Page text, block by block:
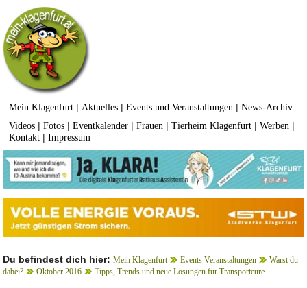
Mein Klagenfurt | Aktuelles |Events und Veranstaltungen |News-Archiv
Videos |Fotos |Eventkalender |Frauen |Tierheim Klagenfurt |Werben |
Kontakt |Impressum
Du befindest dich hier: Mein Klagenfurt Events Veranstaltungen
Warst du
dabei?
Oktober 2016 Tipps, Trends und neue Lösungen für Transporteure